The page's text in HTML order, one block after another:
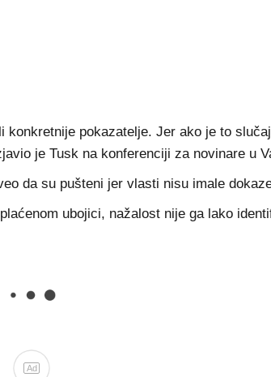
pokazatelje. Jer ako je to
je Tusk na konferenciji za novinare u
da su pušteni jer vlasti nisu imale
ubojici, nažalost nije ga lako
Ad